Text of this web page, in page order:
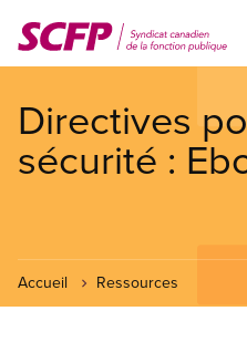
au
contenu
Directives
sécurité :
Accueil Ressources